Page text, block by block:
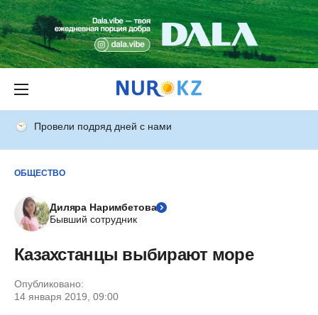
Провели подряд дней с нами
ОБЩЕСТВО
Диляра Наримбетова
Бывший сотрудник
Казахстанцы выбирают море
Опубликовано:
14 января 2019, 09:00